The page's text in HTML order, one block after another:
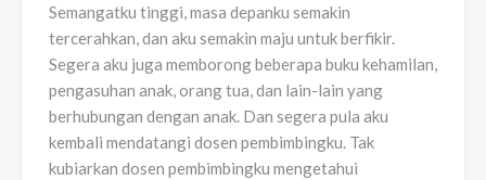
Semangatku tinggi, masa depanku semakin
tercerahkan, dan aku semakin maju untuk berfikir.
Segera aku juga memborong beberapa buku kehamilan,
pengasuhan anak, orang tua, dan lain-lain yang
berhubungan dengan anak. Dan segera pula aku
kembali mendatangi dosen pembimbingku. Tak
kubiarkan dosen pembimbingku mengetahui